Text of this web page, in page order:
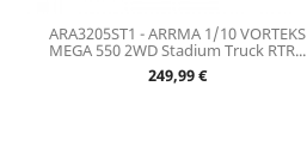
ARA3205ST1 - ARRMA 1/10 VORTEKS
MEGA 550 2WD Stadium Truck RTR...
Prix
249,99 €